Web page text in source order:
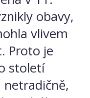
obavy,
vlivem
Proto je
století
netradičně,